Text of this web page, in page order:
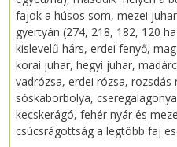
fajok a húsos som, mezei
gyertyán (274, 218, 182, 120
kislevelű hárs, erdei fenyő,
korai juhar, hegyi juhar,
vadrózsa, erdei rózsa,
sóskaborbolya,
kecskerágó, fehér nyár és
csúcsrágottság a legtöbb faj